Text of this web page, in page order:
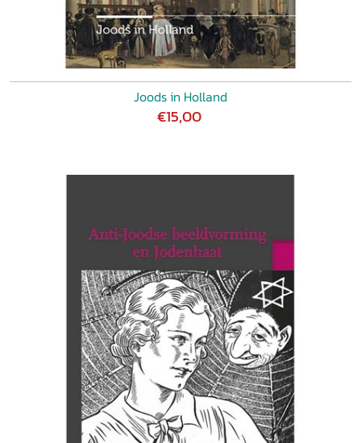
Joods in Holland
€15,00